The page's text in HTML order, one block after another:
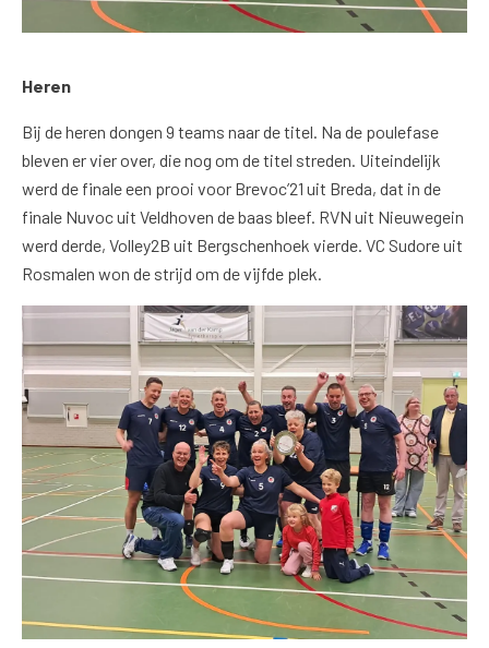
Heren
Bij de heren dongen 9 teams naar de titel. Na de poulefase
bleven er vier over, die nog om de titel streden. Uiteindelijk
werd de finale een prooi voor Brevoc’21 uit Breda, dat in de
finale Nuvoc uit Veldhoven de baas bleef. RVN uit Nieuwegein
werd derde, Volley2B uit Bergschenhoek vierde. VC Sudore uit
Rosmalen won de strijd om de vijfde plek.